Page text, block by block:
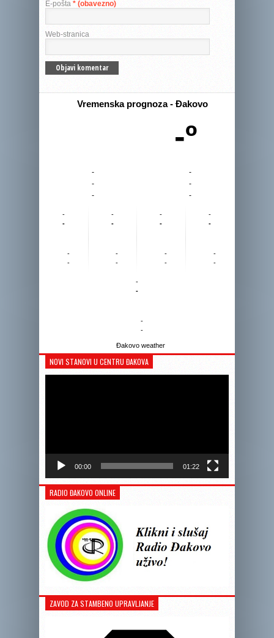
E-pošta * (obavezno)
Web-stranica
Vremenska prognoza - Đakovo
-º
-
-
-
-
-
-
-
-
-
-
-
-
-
-
-
-
-
-
-
-
-
-
-
-
-
-
Đakovo weather
NOVI STANOVI U CENTRU ĐAKOVA
00:00 01:22
RADIO ĐAKOVO ONLINE
ZAVOD ZA STAMBENO UPRAVLJANJE